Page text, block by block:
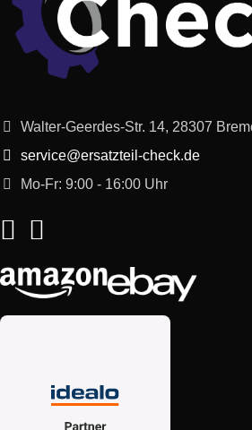
Walter-Geerdes-Str. 14, 28307
service@ersatzteil-check.de
Mo-Fr: 9:00 - 16:00 Uhr